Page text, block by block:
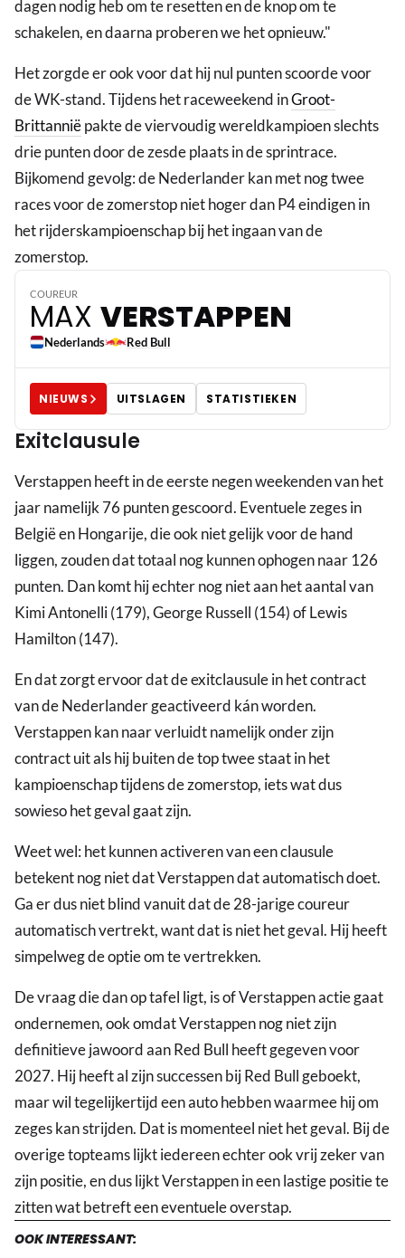
dagen nodig heb om te resetten en de knop om te
schakelen, en daarna proberen we het opnieuw."
Het zorgde er ook voor dat hij nul punten scoorde voor
de WK-stand. Tijdens het raceweekend inGroot-
Brittanniëpakte de viervoudig wereldkampioen slechts
drie punten door de zesde plaats in de sprintrace.
Bijkomend gevolg: de Nederlander kan met nog twee
races voor de zomerstop niet hoger dan P4 eindigen in
het rijderskampioenschap bij het ingaan van de
zomerstop.
COUREUR
MAX VERSTAPPEN
Nederlands Red Bull 3
NIEUWS UITSLAGEN STATISTIEKEN
Exitclausule
Verstappen heeft in de eerste negen weekenden van het
jaar namelijk 76 punten gescoord. Eventuele zeges in
België en Hongarije, die ook niet gelijk voor de hand
liggen, zouden dat totaal nog kunnen ophogen naar 126
punten. Dan komt hij echter nog niet aan het aantal van
Kimi Antonelli (179), George Russell (154) of Lewis
Hamilton (147).
En dat zorgt ervoor dat de exitclausule in het contract
van de Nederlander geactiveerd kán worden.
Verstappen kan naar verluidt namelijk onder zijn
contract uit als hij buiten de top twee staat in het
kampioenschap tijdens de zomerstop, iets wat dus
sowieso het geval gaat zijn.
Weet wel: het kunnen activeren van een clausule
betekent nog niet dat Verstappen dat automatisch doet.
Ga er dus niet blind vanuit dat de 28-jarige coureur
automatisch vertrekt, want dat is niet het geval. Hij heeft
simpelweg de optie om te vertrekken.
De vraag die dan op tafel ligt, is of Verstappen actie gaat
ondernemen, ook omdat Verstappen nog niet zijn
definitieve jawoord aan Red Bull heeft gegeven voor
2027. Hij heeft al zijn successen bij Red Bull geboekt,
maar wil tegelijkertijd een auto hebben waarmee hij om
zeges kan strijden. Dat is momenteel niet het geval. Bij de
overige topteams lijkt iedereen echter ook vrij zeker van
zijn positie, en dus lijkt Verstappen in een lastige positie te
zitten wat betreft een eventuele overstap.
OOK INTERESSANT: